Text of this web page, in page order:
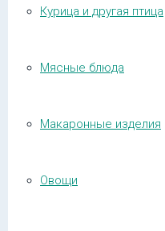
Курица и другая птица
Мясные блюда
Макаронные изделия
Овощи